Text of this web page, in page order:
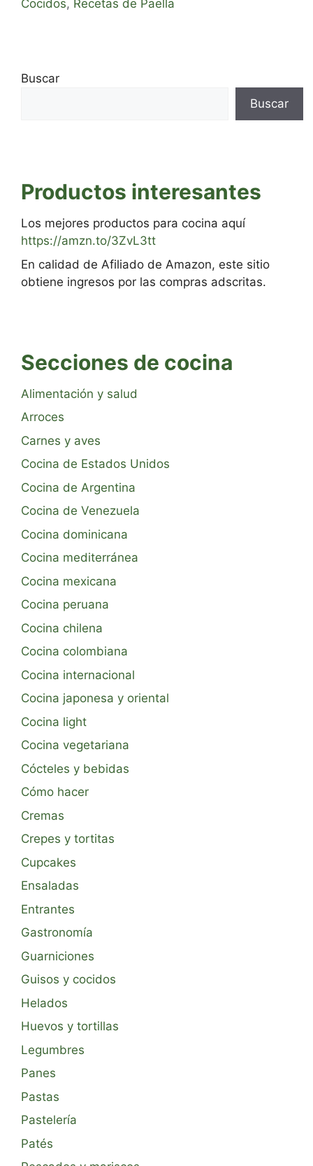
Cocidos, Recetas de Paella
Buscar
Buscar
Productos interesantes
Los mejores productos para cocina aquí
https://amzn.to/3ZvL3tt
En calidad de Afiliado de Amazon, este sitio
obtiene ingresos por las compras adscritas.
Secciones de cocina
Alimentación y salud
Arroces
Carnes y aves
Cocina de Estados Unidos
Cocina de Argentina
Cocina de Venezuela
Cocina dominicana
Cocina mediterránea
Cocina mexicana
Cocina peruana
Cocina chilena
Cocina colombiana
Cocina internacional
Cocina japonesa y oriental
Cocina light
Cocina vegetariana
Cócteles y bebidas
Cómo hacer
Cremas
Crepes y tortitas
Cupcakes
Ensaladas
Entrantes
Gastronomía
Guarniciones
Guisos y cocidos
Helados
Huevos y tortillas
Legumbres
Panes
Pastas
Pastelería
Patés